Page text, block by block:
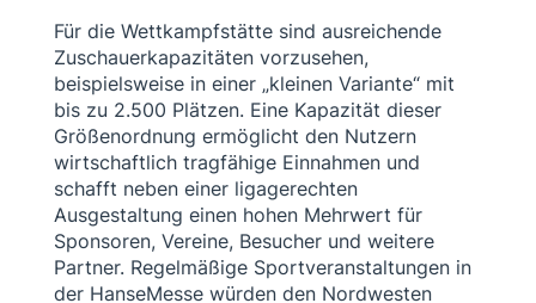
Für die Wettkampfstätte sind ausreichende
Zuschauerkapazitäten vorzusehen,
beispielsweise in einer „kleinen Variante“ mit
bis zu 2.500 Plätzen. Eine Kapazität dieser
Größenordnung ermöglicht den Nutzern
wirtschaftlich tragfähige Einnahmen und
schafft neben einer ligagerechten
Ausgestaltung einen hohen Mehrwert für
Sponsoren, Vereine, Besucher und weitere
Partner. Regelmäßige Sportveranstaltungen in
der HanseMesse würden den Nordwesten